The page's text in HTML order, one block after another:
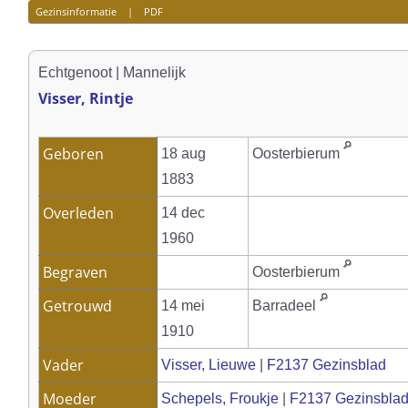
Gezinsinformatie| PDF
Echtgenoot | Mannelijk
Visser, Rintje
Geboren
18 aug
1883
Oosterbierum
Overleden
14 dec
1960
Begraven Oosterbierum
Getrouwd
14 mei
1910
Barradeel
Vader Visser, Lieuwe F2137 Gezinsblad
Moeder Schepels, Froukje F2137 Gezinsblad